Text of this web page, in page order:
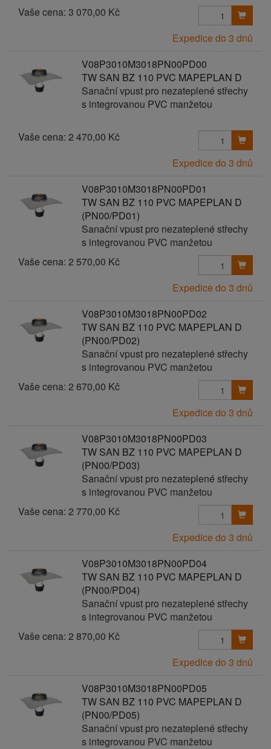
Vaše cena: 3 070,00 Kč
Expedice do 3 dnů
V08P3010M3018PN00PD00
TW SAN BZ 110 PVC MAPEPLAN D
Sanační vpust pro nezateplené střechy
s integrovanou PVC manžetou
Vaše cena: 2 470,00 Kč
Expedice do 3 dnů
V08P3010M3018PN00PD01
TW SAN BZ 110 PVC MAPEPLAN D
(PN00/PD01)
Sanační vpust pro nezateplené střechy
s integrovanou PVC manžetou
Vaše cena: 2 570,00 Kč
Expedice do 3 dnů
V08P3010M3018PN00PD02
TW SAN BZ 110 PVC MAPEPLAN D
(PN00/PD02)
Sanační vpust pro nezateplené střechy
s integrovanou PVC manžetou
Vaše cena: 2 670,00 Kč
Expedice do 3 dnů
V08P3010M3018PN00PD03
TW SAN BZ 110 PVC MAPEPLAN D
(PN00/PD03)
Sanační vpust pro nezateplené střechy
s integrovanou PVC manžetou
Vaše cena: 2 770,00 Kč
Expedice do 3 dnů
V08P3010M3018PN00PD04
TW SAN BZ 110 PVC MAPEPLAN D
(PN00/PD04)
Sanační vpust pro nezateplené střechy
s integrovanou PVC manžetou
Vaše cena: 2 870,00 Kč
Expedice do 3 dnů
V08P3010M3018PN00PD05
TW SAN BZ 110 PVC MAPEPLAN D
(PN00/PD05)
Sanační vpust pro nezateplené střechy
s integrovanou PVC manžetou